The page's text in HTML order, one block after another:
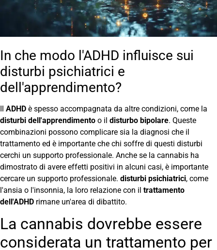
In che modo l'ADHD influisce sui
disturbi psichiatrici e
dell'apprendimento?
Il ADHD è spesso accompagnata da altre condizioni, come la
disturbi dell'apprendimento o il disturbo bipolare. Queste
combinazioni possono complicare sia la diagnosi che il
trattamento ed è importante che chi soffre di questi disturbi
cerchi un supporto professionale. Anche se la cannabis ha
dimostrato di avere effetti positivi in alcuni casi, è importante
cercare un supporto professionale. disturbi psichiatrici, come
l'ansia o l'insonnia, la loro relazione con il trattamento
dell'ADHD rimane un'area di dibattito.
La cannabis dovrebbe essere
considerata un trattamento per